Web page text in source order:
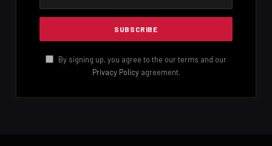
Pinterest LinkedIn
PREVIOUS ARTICLE NEXT ARTICLE